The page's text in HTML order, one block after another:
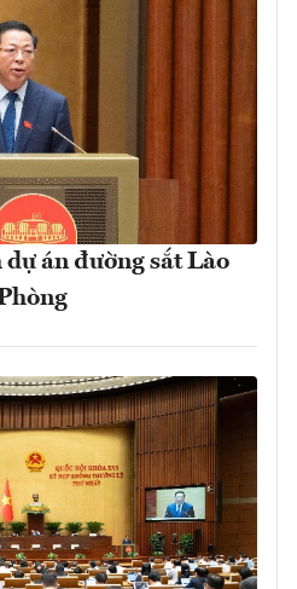
án đường sắt Lào